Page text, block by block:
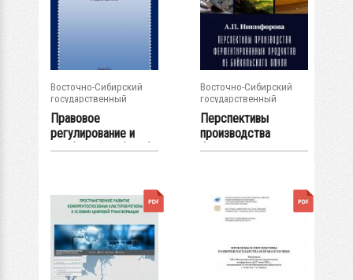
Восточно-Сибирский
государственный
университет...
Правовое
регулирование и
особенности борьбы
Восточно-Сибирский
государственный
университет...
Перспективы
производства
ферментированных...